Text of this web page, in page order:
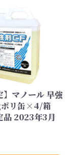
】マノール 早強
リ缶×4/箱
品 2023年3月